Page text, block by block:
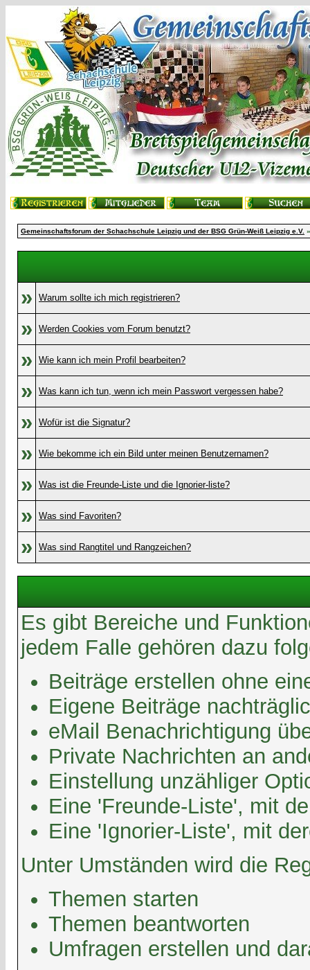
Gemeinschaftsforum der Schachschule Leipzig und der BSG Grün-Weiß Leipzig e.V.
» Warum sollte ich mich registrieren?
» Werden Cookies vom Forum benutzt?
» Wie kann ich mein Profil bearbeiten?
» Was kann ich tun, wenn ich mein Passwort vergessen habe?
» Wofür ist die Signatur?
» Wie bekomme ich ein Bild unter meinen Benutzernamen?
» Was ist die Freunde-Liste und die Ignorier-liste?
» Was sind Favoriten?
» Was sind Rangtitel und Rangzeichen?
Es gibt Bereiche und
jedem Falle gehören dazu
Beiträge erstellen ohne
Eigene Beiträge
eMail Benachrichtigung
Private Nachrichten an
Einstellung unzähliger
Eine 'Freunde-Liste', mit
Eine 'Ignorier-Liste', mit
Unter Umständen wird die
Themen starten
Themen beantworten
Umfragen erstellen und